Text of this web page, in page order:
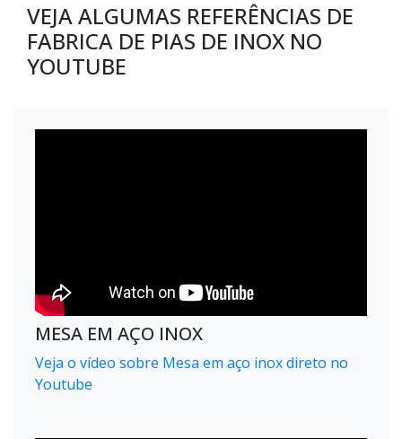
VEJA ALGUMAS REFERÊNCIAS DE
FABRICA DE PIAS DE INOX NO
YOUTUBE
MESA EM AÇO INOX
Veja o vídeo sobre Mesa em aço inox direto no
Youtube